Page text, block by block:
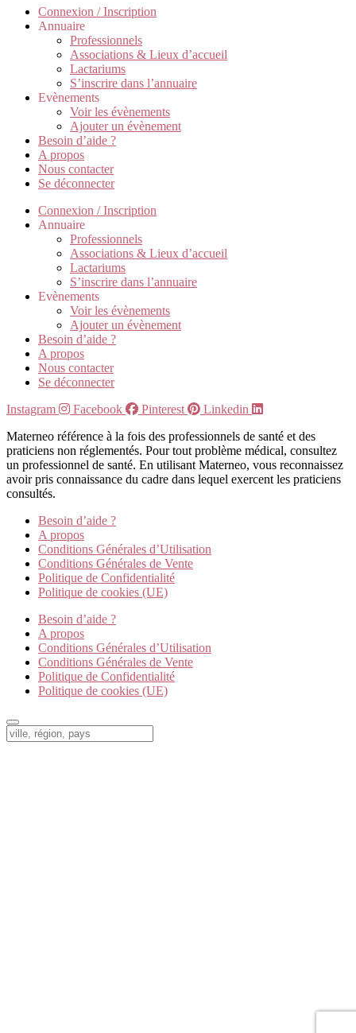
Connexion / Inscription
Annuaire
Professionnels
Associations & Lieux d’accueil
Lactariums
S’inscrire dans l’annuaire
Evènements
Voir les évènements
Ajouter un évènement
Besoin d’aide ?
A propos
Nous contacter
Se déconnecter
Connexion / Inscription
Annuaire
Professionnels
Associations & Lieux d’accueil
Lactariums
S’inscrire dans l’annuaire
Evènements
Voir les évènements
Ajouter un évènement
Besoin d’aide ?
A propos
Nous contacter
Se déconnecter
Instagram
Facebook Pinterest
Linkedin
Materneo référence à la fois des professionnels de santé et des
praticiens non réglementés. Pour tout problème médical, consultez
un professionnel de santé. En utilisant Materneo, vous reconnaissez
avoir pris connaissance du cadre dans lequel exercent les praticiens
consultés.
Besoin d’aide ?
A propos
Conditions Générales d’Utilisation
Conditions Générales de Vente
Politique de Confidentialité
Politique de cookies (UE)
Besoin d’aide ?
A propos
Conditions Générales d’Utilisation
Conditions Générales de Vente
Politique de Confidentialité
Politique de cookies (UE)